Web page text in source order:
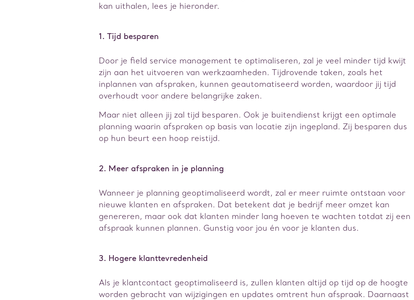
kan uithalen, lees je hieronder.
1. Tijd besparen
Door je field service management te optimaliseren, zal je veel minder tijd kwijt
zijn aan het uitvoeren van werkzaamheden. Tijdrovende taken, zoals het
inplannen van afspraken, kunnen geautomatiseerd worden, waardoor jij tijd
overhoudt voor andere belangrijke zaken.
Maar niet alleen jij zal tijd besparen. Ook je buitendienst krijgt een optimale
planning waarin afspraken op basis van locatie zijn ingepland. Zij besparen dus
op hun beurt een hoop reistijd.
2. Meer afspraken in je planning
Wanneer je planning geoptimaliseerd wordt, zal er meer ruimte ontstaan voor
nieuwe klanten en afspraken. Dat betekent dat je bedrijf meer omzet kan
genereren, maar ook dat klanten minder lang hoeven te wachten totdat zij een
afspraak kunnen plannen. Gunstig voor jou én voor je klanten dus.
3. Hogere klanttevredenheid
Als je klantcontact geoptimaliseerd is, zullen klanten altijd op tijd op de hoogte
worden gebracht van wijzigingen en updates omtrent hun afspraak. Daarnaast